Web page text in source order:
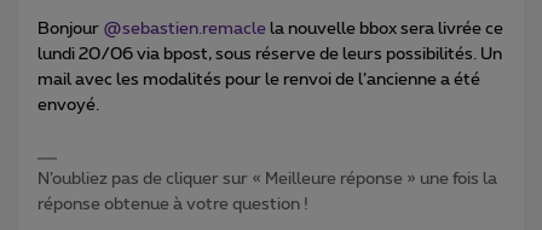
Bonjour @sebastien.remacle la nouvelle bbox sera livrée ce
lundi 20/06 via bpost, sous réserve de leurs possibilités. Un
mail avec les modalités pour le renvoi de l’ancienne a été
envoyé.
N’oubliez pas de cliquer sur « Meilleure réponse » une fois la
réponse obtenue à votre question !